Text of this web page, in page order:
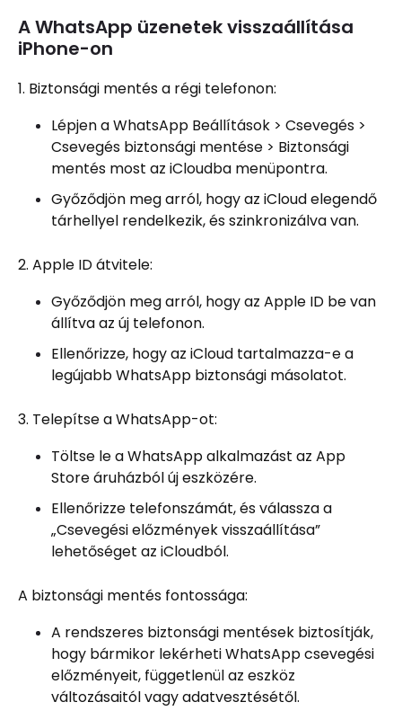
A WhatsApp üzenetek visszaállítása
iPhone-on
1. Biztonsági mentés a régi telefonon:
Lépjen a WhatsApp Beállítások > Csevegés >
Csevegés biztonsági mentése > Biztonsági
mentés most az iCloudba menüpontra.
Győződjön meg arról, hogy az iCloud elegendő
tárhellyel rendelkezik, és szinkronizálva van.
2. Apple ID átvitele:
Győződjön meg arról, hogy az Apple ID be van
állítva az új telefonon.
Ellenőrizze, hogy az iCloud tartalmazza-e a
legújabb WhatsApp biztonsági másolatot.
3. Telepítse a WhatsApp-ot:
Töltse le a WhatsApp alkalmazást az App
Store áruházból új eszközére.
Ellenőrizze telefonszámát, és válassza a
„Csevegési előzmények visszaállítása”
lehetőséget az iCloudból.
A biztonsági mentés fontossága:
A rendszeres biztonsági mentések biztosítják,
hogy bármikor lekérheti WhatsApp csevegési
előzményeit, függetlenül az eszköz
változásaitól vagy adatvesztésétől.